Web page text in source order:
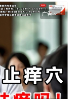
广告